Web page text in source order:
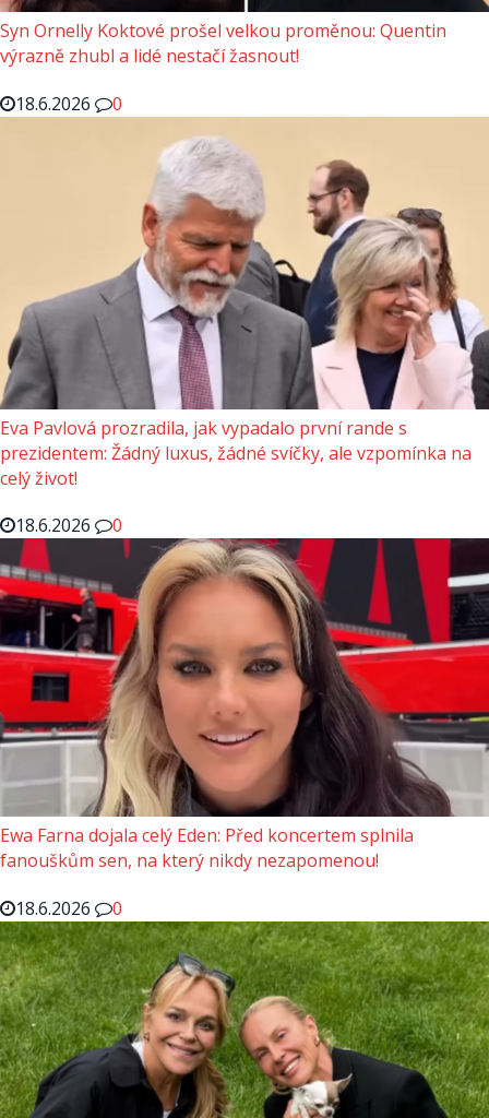
Syn Ornelly Koktové prošel velkou proměnou: Quentin
výrazně zhubl a lidé nestačí žasnout!
18.6.2026
0
Eva Pavlová prozradila, jak vypadalo první rande s
prezidentem: Žádný luxus, žádné svíčky, ale vzpomínka na
celý život!
18.6.2026
0
Ewa Farna dojala celý Eden: Před koncertem splnila
fanouškům sen, na který nikdy nezapomenou!
18.6.2026
0